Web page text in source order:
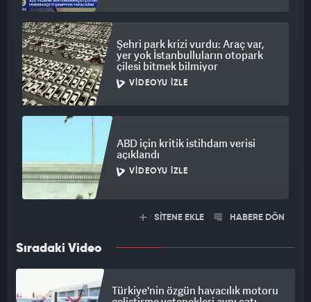
Şehri park krizi vurdu: Araç var,
yer yok İstanbulluların otopark
çilesi bitmek bilmiyor
VIDEOYU İZLE
ABD için kritik istihdam verisi
açıklandı
VIDEOYU İZLE
SİTENE EKLE HABERE DÖN
Sıradaki Video
Türkiye'nin özgün havacılık motoru